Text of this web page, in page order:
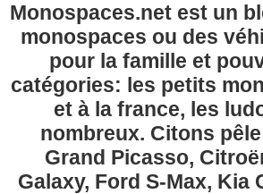
Monospaces.net est un
monospaces ou des
pour la famille et
catégories: les petits
et à la france, les
nombreux. Citons
Grand Picasso,
Galaxy, Ford S-Max, Kia